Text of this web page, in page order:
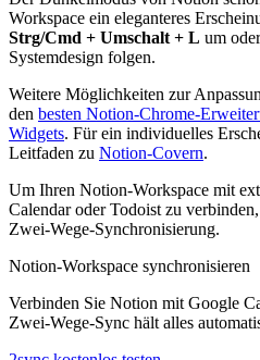
Workspace ein eleganteres
Strg/Cmd + Umschalt + L um
Systemdesign folgen.
Weitere Möglichkeiten zur
den besten Notion-Chrome-
Widgets. Für ein individuelles
Leitfaden zu Notion-Covern.
Um Ihren Notion-Workspace mit
Calendar oder Todoist zu
Zwei-Wege-Synchronisierung.
Notion-Workspace synchronisieren
Verbinden Sie Notion mit Google
Zwei-Wege-Sync hält alles